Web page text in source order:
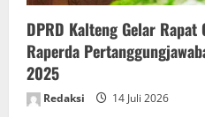
DPRD Kalteng Gelar
Raperda
2025
Redaksi 14 Juli 2026